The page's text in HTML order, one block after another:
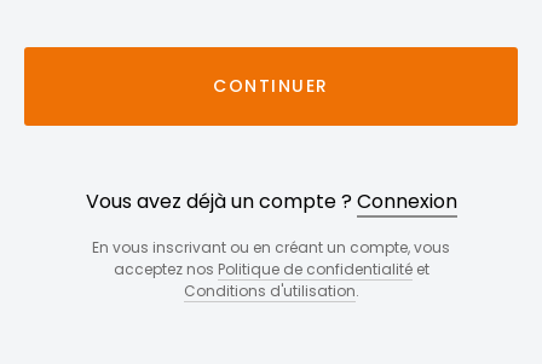
CONTINUER
Vous avez déjà un compte ?Connexion
En vous inscrivant ou en créant un compte, vous
acceptez nos Politique de confidentialitéet
Conditions d'utilisation.